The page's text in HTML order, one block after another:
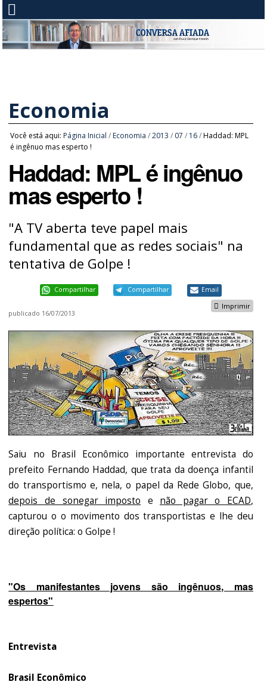
Economia
Você está aqui: Página Inicial / Economia /2013 / 07 / 16 /Haddad: MPL
é ingênuo mas esperto !
Haddad: MPL é ingênuo
mas esperto !
"A TV aberta teve papel mais
fundamental que as redes sociais" na
tentativa de Golpe !
Compartilhar Compartilhar Email
Imprimir
publicado 16/07/2013
Saiu no Brasil Econômico importante entrevista do
prefeito Fernando Haddad, que trata da doença infantil
do transportismo e, nela, o papel da Rede Globo, que,
depois de sonegar imposto e não pagar o ECAD,
capturou o o movimento dos transportistas e lhe deu
direção política: o Golpe !
"Os manifestantes jovens são ingênuos, mas
espertos"
Entrevista
Brasil Econômico